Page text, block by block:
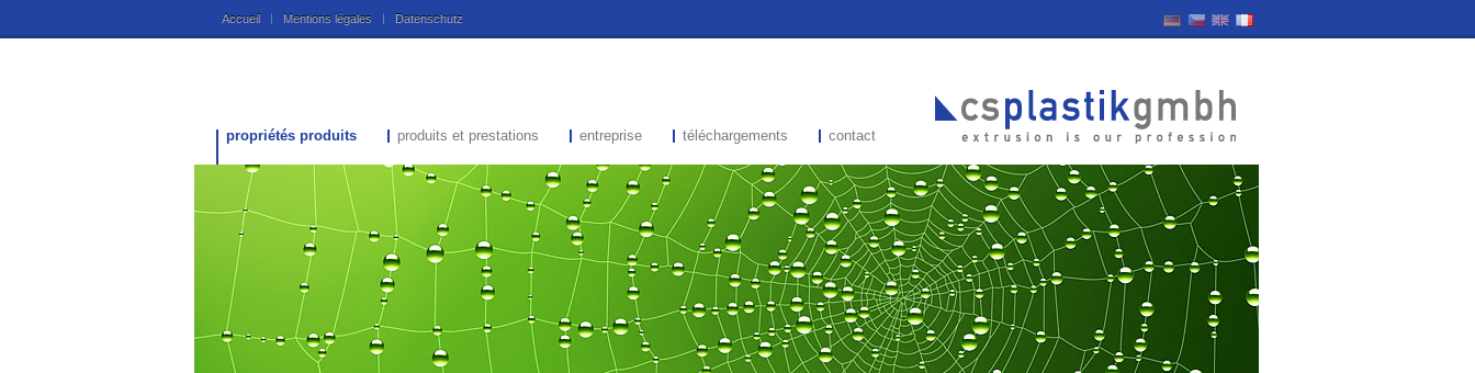
Accueil Mentions légales Datenschutz
propriétés produits produits et prestations entreprise téléchargements contact